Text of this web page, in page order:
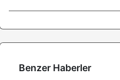
Benzer Haberler